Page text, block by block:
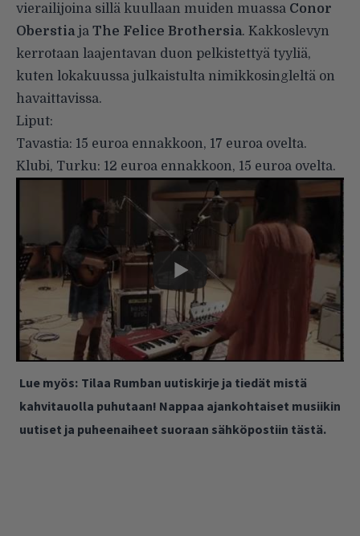
vierailijoina sillä kuullaan muiden muassa Conor
Oberstiaja The Felice Brothersia. Kakkoslevyn
kerrotaan laajentavan duon pelkistettyä tyyliä,
kuten lokakuussa julkaistulta nimikkosingleltä on
havaittavissa.
Liput:
Tavastia: 15 euroa ennakkoon, 17 euroa ovelta.
Klubi, Turku: 12 euroa ennakkoon, 15 euroa ovelta.
Lue myös: Tilaa Rumban uutiskirje ja tiedät mistä
kahvitauolla puhutaan! Nappaa ajankohtaiset musiikin
uutiset ja puheenaiheet suoraan sähköpostiin tästä.